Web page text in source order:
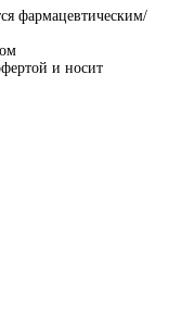
фармацевтическим/
и носит